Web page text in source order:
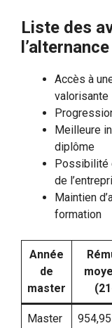
Liste des
Accès à
valorisante
Meilleure
diplôme
Possibilité
de
Maintien
formation
Année
de
master
Master